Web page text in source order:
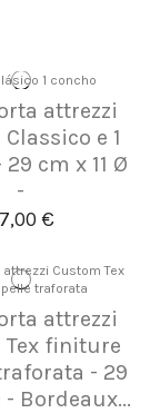
attrezzi
e 1
cm x 11 Ø
-
€
attrezzi
Tex finiture
- 29
- Bordeaux...